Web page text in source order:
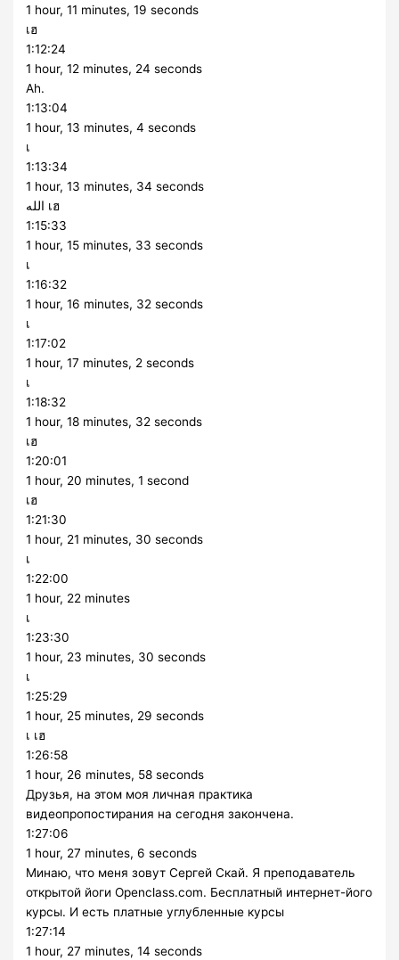
1 hour, 11 minutes, 19 seconds
เฮ
1:12:24
1 hour, 12 minutes, 24 seconds
Ah.
1:13:04
1 hour, 13 minutes, 4 seconds
เ
1:13:34
1 hour, 13 minutes, 34 seconds
الله เฮ
1:15:33
1 hour, 15 minutes, 33 seconds
เ
1:16:32
1 hour, 16 minutes, 32 seconds
เ
1:17:02
1 hour, 17 minutes, 2 seconds
เ
1:18:32
1 hour, 18 minutes, 32 seconds
เฮ
1:20:01
1 hour, 20 minutes, 1 second
เฮ
1:21:30
1 hour, 21 minutes, 30 seconds
เ
1:22:00
1 hour, 22 minutes
เ
1:23:30
1 hour, 23 minutes, 30 seconds
เ
1:25:29
1 hour, 25 minutes, 29 seconds
เ เฮ
1:26:58
1 hour, 26 minutes, 58 seconds
Друзья, на этом моя личная практика
видеопропостирания на сегодня закончена.
1:27:06
1 hour, 27 minutes, 6 seconds
Минаю, что меня зовут Сергей Скай. Я преподаватель
открытой йоги Openclass.com. Бесплатный интернет-його
курсы. И есть платные углубленные курсы
1:27:14
1 hour, 27 minutes, 14 seconds